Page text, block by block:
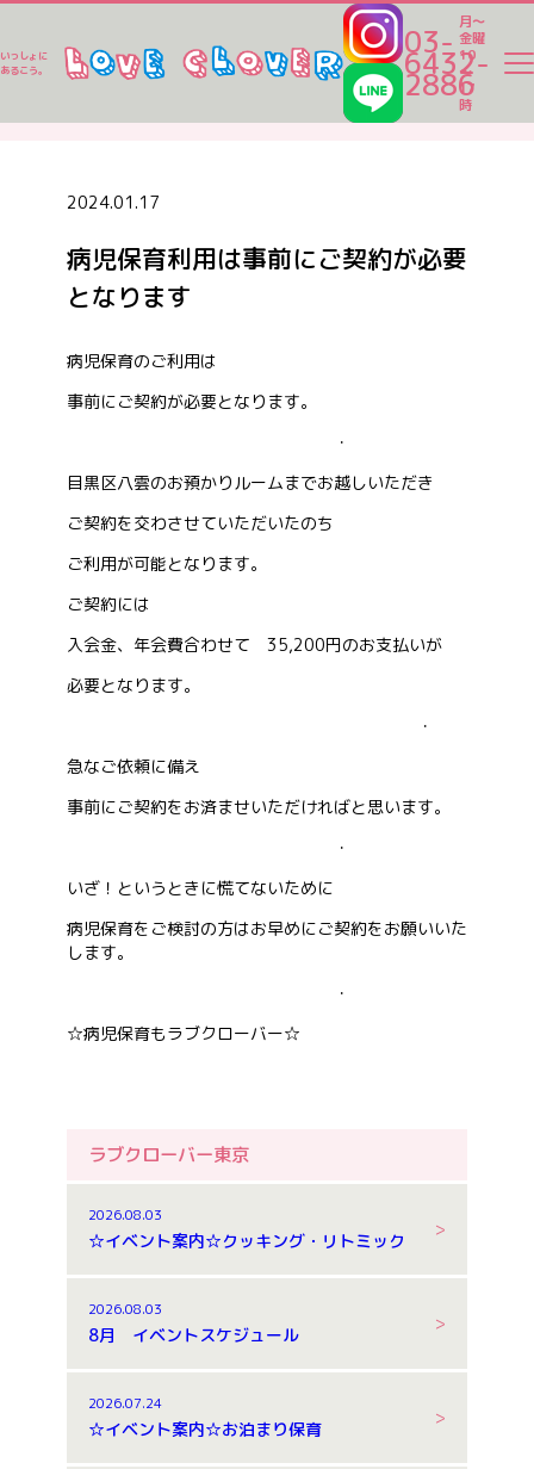
いっしょに
あるこう。
03-
6432-
2886
月～
金曜
10
～
17
時
一時保育
ベビーシッター
認可保育園一覧
2024.01.17
病児保育利用は事前にご契約が必要
となります
病児保育のご利用は
事前にご契約が必要となります。
・
目黒区八雲のお預かりルームまでお越しいただき
ご契約を交わさせていただいたのち
ご利用が可能となります。
ご契約には
入会金、年会費合わせて 35,200円のお支払いが
必要となります。
・
急なご依頼に備え
事前にご契約をお済ませいただければと思います。
・
いざ！というときに慌てないために
病児保育をご検討の方はお早めにご契約をお願いいた
します。
・
☆病児保育もラブクローバー☆
ラブクローバー東京
2026.08.03
☆イベント案内☆クッキング・リトミック
2026.08.03
8月 イベントスケジュール
2026.07.24
☆イベント案内☆お泊まり保育